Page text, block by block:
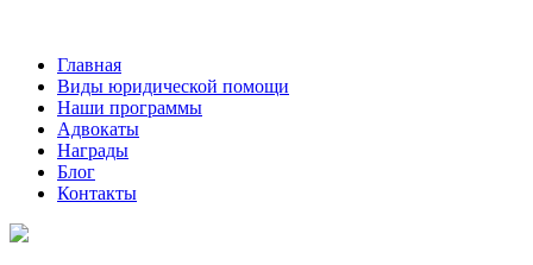
Главная
Виды юридической помощи
Наши программы
Адвокаты
Награды
Блог
Контакты